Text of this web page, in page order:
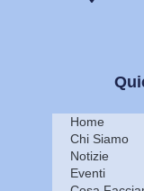
Home
Chi Siamo
Notizie
Eventi